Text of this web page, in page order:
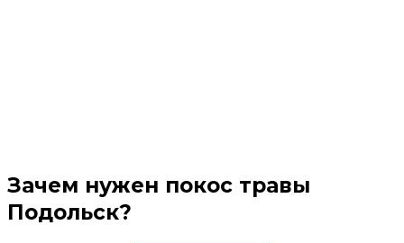
Зачем нужен покос травы
Подольск?